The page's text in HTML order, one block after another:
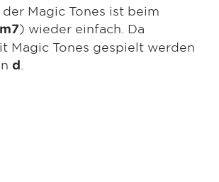
Magic Tones ist beim
) wieder einfach. Da
Magic Tones gespielt werden
d